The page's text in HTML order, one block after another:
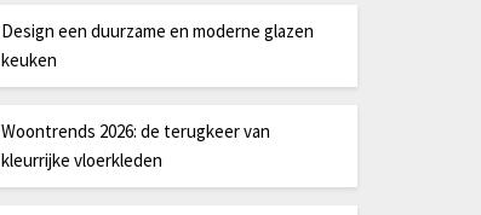
Design een duurzame en moderne glazen
keuken
Woontrends 2026: de terugkeer van
kleurrijke vloerkleden